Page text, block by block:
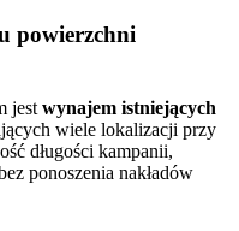
powierzchni
jest wynajem istniejących
wiele lokalizacji przy
długości kampanii,
ponoszenia nakładów